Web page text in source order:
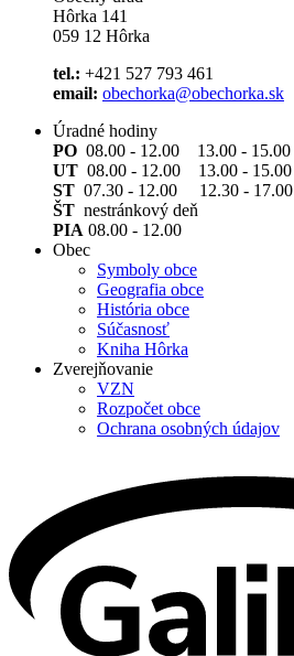
Hôrka 141
059 12 Hôrka
tel.: +421 527 793 461
email: obechorka@obechorka.sk
Úradné hodiny
PO 08.00 - 12.00 13.00 - 15.00
UT 08.00 - 12.00 13.00 - 15.00
ST 07.30 - 12.00 12.30 - 17.00
ŠT nestránkový deň
PIA 08.00 - 12.00
Obec
Symboly obce
Geografia obce
História obce
Súčasnosť
Kniha Hôrka
Zverejňovanie
VZN
Rozpočet obce
Ochrana osobných údajov